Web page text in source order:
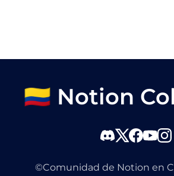
🇨🇴 Notion
©Comunidad de Notion en